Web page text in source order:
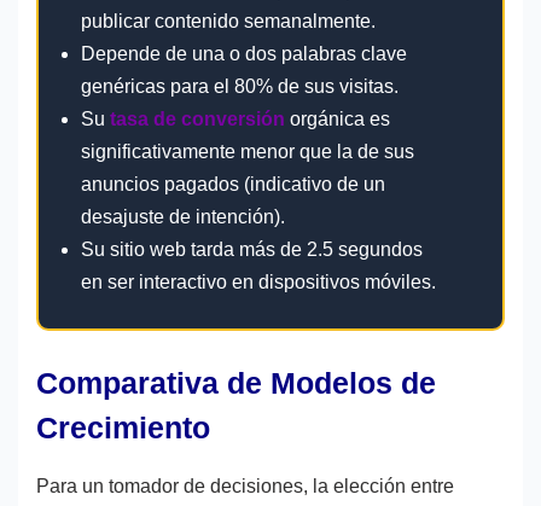
publicar contenido semanalmente.
Depende de una o dos palabras clave
genéricas para el 80% de sus visitas.
Su tasa de conversión orgánica es
significativamente menor que la de sus
anuncios pagados (indicativo de un
desajuste de intención).
Su sitio web tarda más de 2.5 segundos
en ser interactivo en dispositivos móviles.
Comparativa de Modelos de
Crecimiento
Para un tomador de decisiones, la elección entre